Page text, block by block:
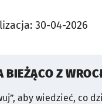
30-04-2026
BIEŻĄCO Z
aby wiedzieć, co